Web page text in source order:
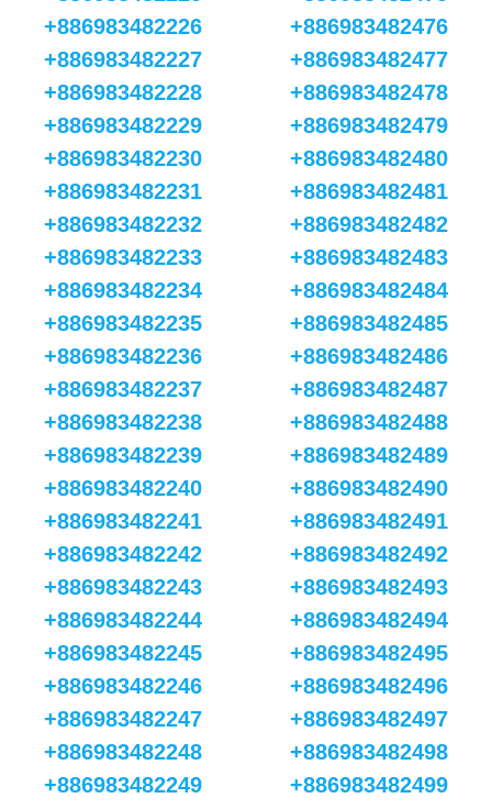
+886983482226
+886983482227
+886983482228
+886983482229
+886983482230
+886983482231
+886983482232
+886983482233
+886983482234
+886983482235
+886983482236
+886983482237
+886983482238
+886983482239
+886983482240
+886983482241
+886983482242
+886983482243
+886983482244
+886983482245
+886983482246
+886983482247
+886983482248
+886983482249
+886983482476
+886983482477
+886983482478
+886983482479
+886983482480
+886983482481
+886983482482
+886983482483
+886983482484
+886983482485
+886983482486
+886983482487
+886983482488
+886983482489
+886983482490
+886983482491
+886983482492
+886983482493
+886983482494
+886983482495
+886983482496
+886983482497
+886983482498
+886983482499